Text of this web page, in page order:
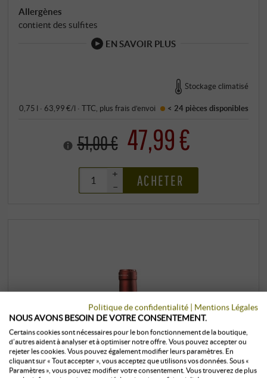
Allergènes
contient des sulfites
EN SAVOIR PLUS
Stockage climatisé
0,75 l · 63,99 €/l ·TTC , plusfrais d’envoi < 24 pièces disponibles
51,00 € 47,99 €
+
–
ACHETER
Politique de confidentialité | Mentions Légales
NOUS AVONS BESOIN DE VOTRE CONSENTEMENT.
Certains cookies sont nécessaires pour le bon fonctionnement de la boutique,
d’autres aident à analyser et à optimiser notre offre. Vous pouvez accepter ou
rejeter les cookies. Vous pouvez également modifier leurs paramètres. En
cliquant sur « Tout accepter », vous acceptez que utilisons vos données. Sous «
Paramètres », vous pouvez modifier votre consentement. Vous trouverez de plus